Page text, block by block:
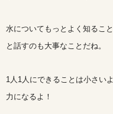
水についてもっとよく知るこ
と話すのも大事なことだね。
1人1人にできることは小さい
力になるよ！